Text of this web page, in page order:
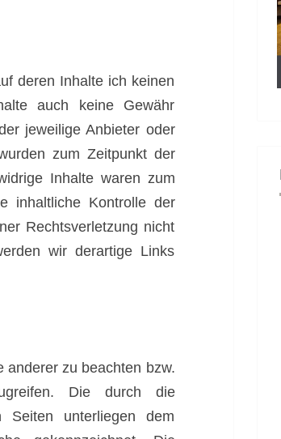
deren Inhalte ich keinen
auch keine Gewähr
jeweilige Anbieter oder
zum Zeitpunkt der
Inhalte waren zum
inhaltliche Kontrolle der
Rechtsverletzung nicht
wir derartige Links
anderer zu beachten bzw.
Die durch die
Seiten unterliegen dem